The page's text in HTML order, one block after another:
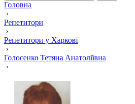
Головна
›
Репетитори
›
Репетитори у Харкові
›
Голосенко Тетяна Анатоліївна
›